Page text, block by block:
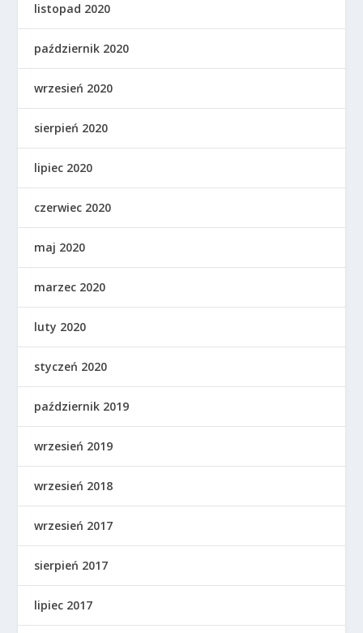
listopad 2020
październik 2020
wrzesień 2020
sierpień 2020
lipiec 2020
czerwiec 2020
maj 2020
marzec 2020
luty 2020
styczeń 2020
październik 2019
wrzesień 2019
wrzesień 2018
wrzesień 2017
sierpień 2017
lipiec 2017